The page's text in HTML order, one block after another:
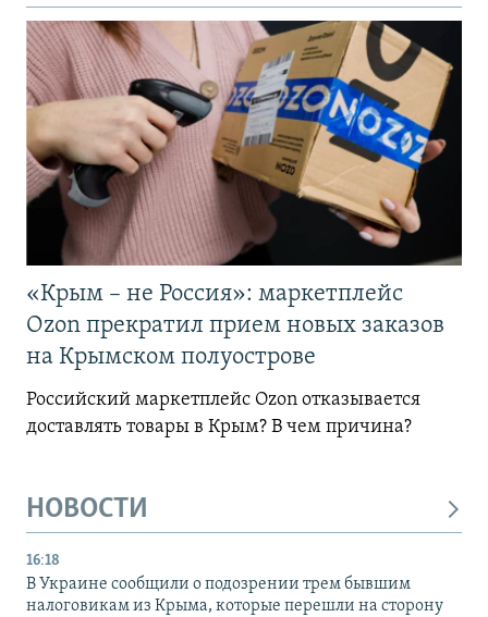
«Крым – не Россия»: маркетплейс
Ozon прекратил прием новых заказов
на Крымском полуострове
Российский маркетплейс Ozon отказывается
доставлять товары в Крым? В чем причина?
НОВОСТИ
16:18
В Украине сообщили о подозрении трем бывшим
налоговикам из Крыма, которые перешли на сторону